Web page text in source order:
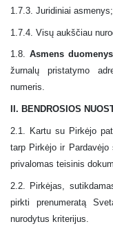
1.7.3. Juridiniai asmenys;
1.7.4. Visų aukščiau
1.8. Asmens duomenys
žurnalų pristatymo
numeris.
II. BENDROSIOS
2.1. Kartu su Pirkėjo
tarp Pirkėjo ir
privalomas teisinis
2.2. Pirkėjas,
pirkti prenumeratą
nurodytus kriterijus.